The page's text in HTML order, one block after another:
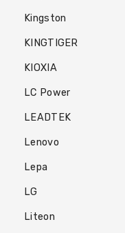
Kingston
KINGTIGER
KIOXIA
LC Power
LEADTEK
Lenovo
Lepa
LG
Liteon